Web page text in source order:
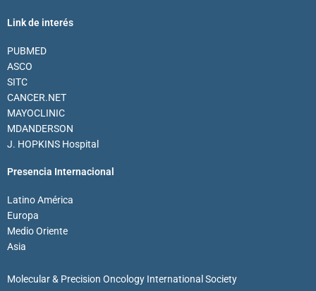
Link de interés
PUBMED
ASCO
SITC
CANCER.NET
MAYOCLINIC
MDANDERSON
J. HOPKINS Hospital
Presencia Internacional
Latino América
Europa
Medio Oriente
Asia
Molecular & Precision Oncology International Society